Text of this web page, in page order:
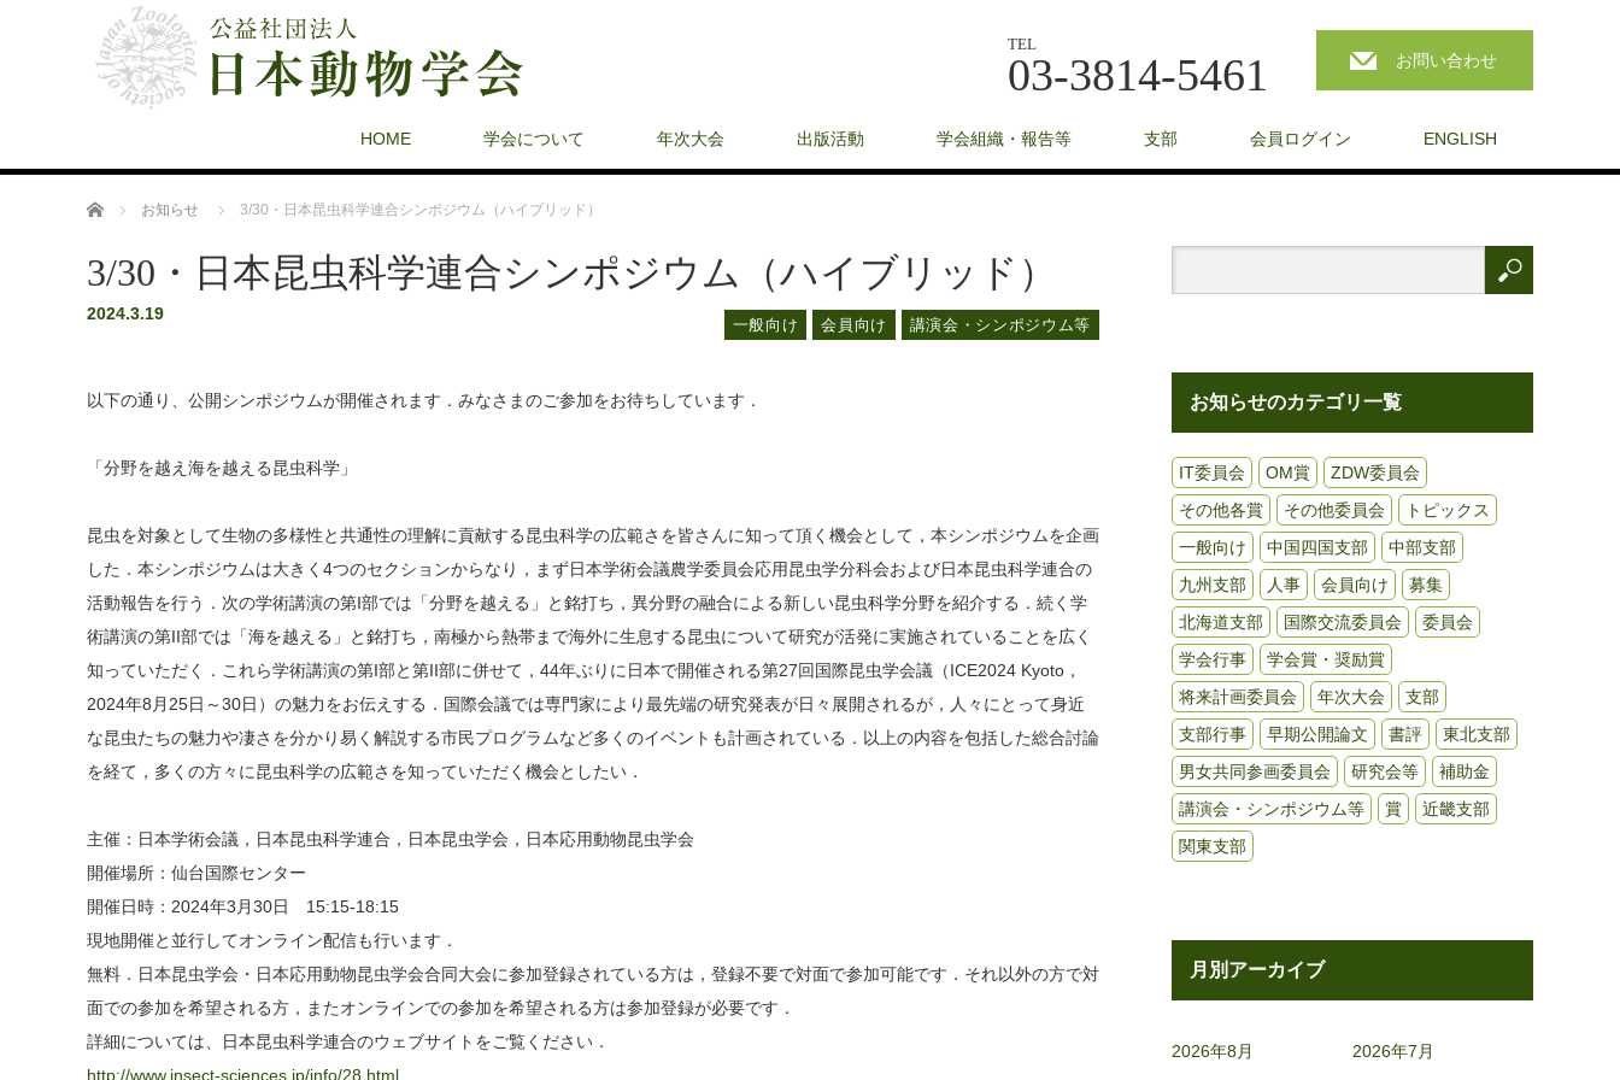
TEL
03-3814-5461 お問い合わせ
HOME 学会について 年次大会 出版活動 学会組織・報告等 支部 会員ログイン ENGLISH
ホーム お知らせ 3/30・日本昆虫科学連合シンポジウム（ハイブリッド）
3/30・日本昆虫科学連合シンポジウム（ハイブリッド）
2024.3.19
一般向け 会員向け 講演会・シンポジウム等
以下の通り、公開シンポジウムが開催されます．みなさまのご参加をお待ちしています．
「分野を越え海を越える昆虫科学」
昆虫を対象として生物の多様性と共通性の理解に貢献する昆虫科学の広範さを皆さんに知って頂く機会として，本シンポジウムを企画
した．本シンポジウムは大きく4つのセクションからなり，まず日本学術会議農学委員会応用昆虫学分科会および日本昆虫科学連合の
活動報告を行う．次の学術講演の第I部では「分野を越える」と銘打ち，異分野の融合による新しい昆虫科学分野を紹介する．続く学
術講演の第II部では「海を越える」と銘打ち，南極から熱帯まで海外に生息する昆虫について研究が活発に実施されていることを広く
知っていただく．これら学術講演の第I部と第II部に併せて，44年ぶりに日本で開催される第27回国際昆虫学会議（ICE2024 Kyoto，
2024年8月25日～30日）の魅力をお伝えする．国際会議では専門家により最先端の研究発表が日々展開されるが，人々にとって身近
な昆虫たちの魅力や凄さを分かり易く解説する市民プログラムなど多くのイベントも計画されている．以上の内容を包括した総合討論
を経て，多くの方々に昆虫科学の広範さを知っていただく機会としたい．
主催：日本学術会議，日本昆虫科学連合，日本昆虫学会，日本応用動物昆虫学会
開催場所：仙台国際センター
開催日時：2024年3月30日 15:15-18:15
現地開催と並行してオンライン配信も行います．
無料．日本昆虫学会・日本応用動物昆虫学会合同大会に参加登録されている方は，登録不要で対面で参加可能です．それ以外の方で対
面での参加を希望される方，またオンラインでの参加を希望される方は参加登録が必要です．
詳細については、日本昆虫科学連合のウェブサイトをご覧ください．
http://www.insect-sciences.jp/info/28.html
お知らせのカテゴリ一覧
IT委員会 OM賞
ZDW委員会
その他各賞
その他委員会
トピックス
一般向け
中国四国支部
中部支部
九州支部
人事 会員向け
募集
北海道支部
国際交流委員会
委員会
学会行事
学会賞・奨励賞
将来計画委員会
年次大会
支部
支部行事
早期公開論文 書評
東北支部
男女共同参画委員会
研究会等
補助金
講演会・シンポジウム等
賞
近畿支部
関東支部
月別アーカイブ
2026年8月 2026年7月